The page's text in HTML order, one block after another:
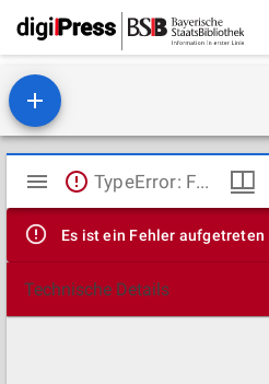
Mirador
Viewer
TypeError: Failed to fetch
Es ist ein Fehler aufgetreten
Technische Details